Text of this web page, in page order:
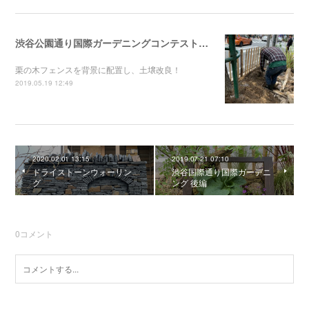
渋谷公園通り国際ガーデニングコンテスト 中編
栗の木フェンスを背景に配置し、土壌改良！
2019.05.19 12:49
2020.02.01 13:15
ドライストーンウォーリン
グ
2019.07.21 07:10
渋谷国際通り国際ガーデニ
ング 後編
0コメント